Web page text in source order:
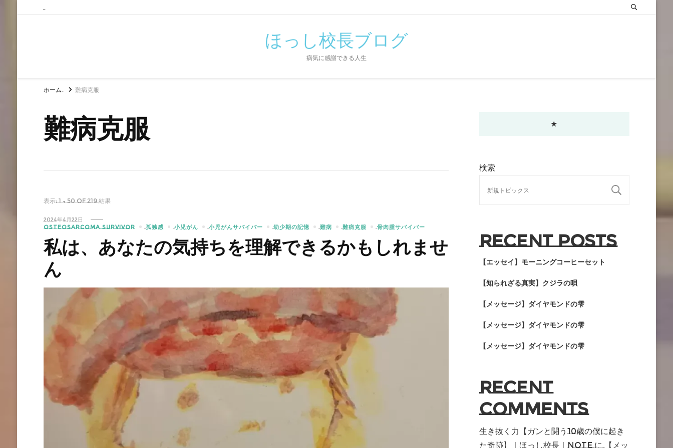
ほっし校長ブログ
病気に感謝できる人生
ホーム 難病克服
難病克服
表示: 1 - 50 of 219 結果
2024年4月22日
OSTEOSARCOMA SURVIVOR
孤独感 小児がん 小児がんサバイバー 幼少期の記憶 難病 難病克服 骨肉腫サバイバー
私は、あなたの気持ちを理解できるかもしれませ
ん
★
検索
Recent Posts
【エッセイ】モーニングコーヒーセット
【知られざる真実】クジラの唄
【メッセージ】ダイヤモンドの雫
【メッセージ】ダイヤモンドの雫
【メッセージ】ダイヤモンドの雫
Recent
Comments
生き抜く力【ガンと闘う10歳の僕に起き
た奇跡】｜ほっし校長｜noteに【メッ